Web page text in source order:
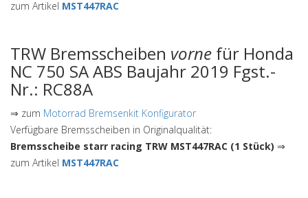
zum Artikel MST447RAC
TRW Bremsscheiben vorne für Honda
NC 750 SA ABS Baujahr 2019 Fgst.-
Nr.: RC88A
⇒ zum Motorrad Bremsenkit Konfigurator
Verfügbare Bremsscheiben in Originalqualität:
Bremsscheibe starr racing TRW MST447RAC (1 Stück) ⇒
zum Artikel MST447RAC